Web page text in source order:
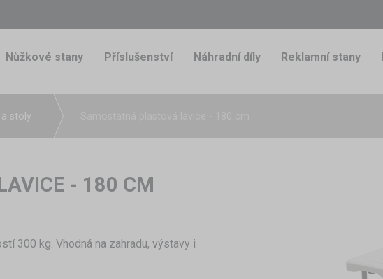
Nůžkové stany Příslušenství Náhradní díly Reklamní stany
stoly
- 180 CM
300 kg. Vhodná na zahradu, výstavy i